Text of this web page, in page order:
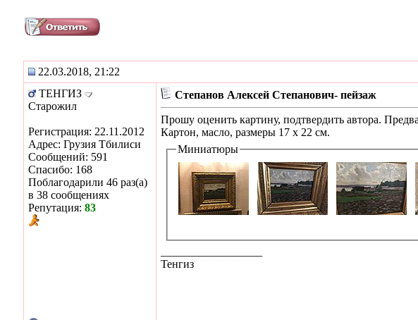
22.03.2018, 21:22
ТЕНГИЗ
Старожил
Регистрация: 22.11.2012
Адрес: Грузия Тбилиси
Сообщений: 591
Спасибо: 168
Поблагодарили 46 раз(а)
в 38 сообщениях
Репутация: 83
Степанов Алексей Степанович- пейзаж
Прошу оценить картину, подтвердить автора.
Картон, масло, размеры 17 х 22 см.
Миниатюры
Тенгиз